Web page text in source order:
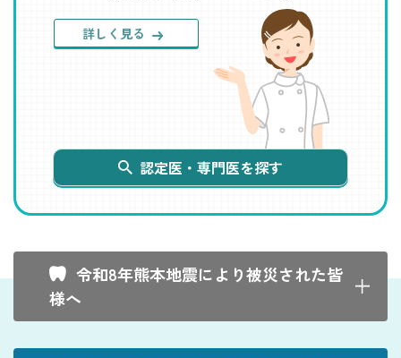
詳しく見る
認定医・専門医を探す
令和8年熊本地震により被災された皆
様へ